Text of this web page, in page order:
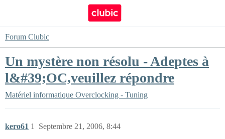
Forum Clubic
Un mystère non résolu - Adeptes à
l&#39;OC,veuillez répondre
Matériel informatique Overclocking - Tuning
kero61 Septembre 21, 2006, 8:44
1